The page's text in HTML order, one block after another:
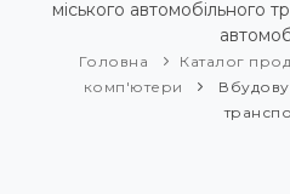
міського автомобільного
Головна Каталог
комп'ютери